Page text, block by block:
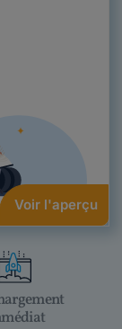
Voir l'aperçu